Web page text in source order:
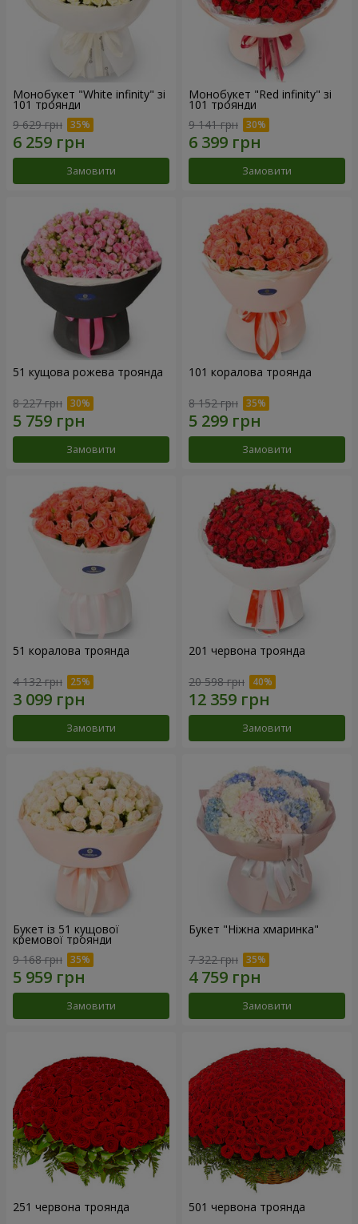
Монобукет "White infinity" зі
101 троянди
9 629 грн
Замовити
Монобукет "Red infinity" зі
101 троянди
9 141 грн
Замовити
51 кущова рожева троянда
8 227 грн
Замовити
101 коралова троянда
8 152 грн
Замовити
51 коралова троянда
4 132 грн
Замовити
201 червона троянда
20 598 грн
Замовити
Букет із 51 кущової
кремової троянди
9 168 грн
Замовити
Букет "Ніжна хмаринка"
7 322 грн
Замовити
251 червона троянда 501 червона троянда